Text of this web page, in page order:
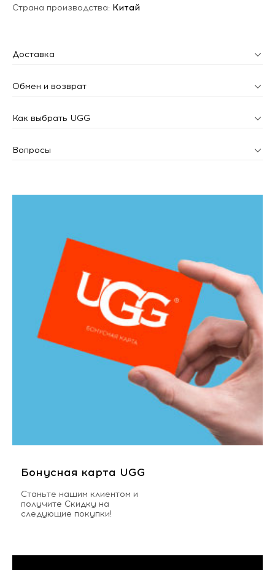
Страна производства: Китай
Доставка
Обмен и возврат
Как выбрать UGG
Вопросы
Бонусная карта UGG
Станьте нашим клиентом и
получите Скидку на
следующие покупки!